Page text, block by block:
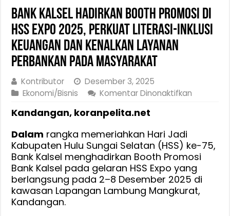
Bank Kalsel Hadirkan Booth Promosi di
HSS Expo 2025, Perkuat Literasi-Inklusi
Keuangan dan Kenalkan Layanan
Perbankan Pada Masyarakat
Kontributor
Desember 3, 2025
Ekonomi/Bisnis
Komentar Dinonaktifkan
Booth
Promosi
di
HSS
Expo
2025,
Kandangan, koranpelita.net
Dalam rangka memeriahkan Hari Jadi
Kabupaten Hulu Sungai Selatan (HSS) ke-75,
Bank Kalsel menghadirkan Booth Promosi
Bank Kalsel pada gelaran HSS Expo yang
berlangsung pada 2–8 Desember 2025 di
kawasan Lapangan Lambung Mangkurat,
Kandangan.